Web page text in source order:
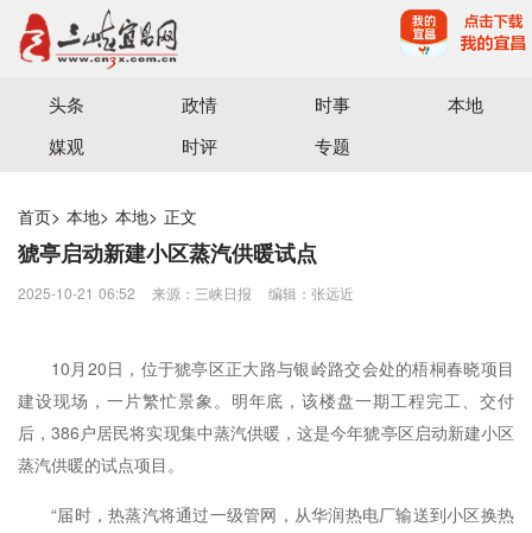
宜昌三峡融媒体中心主办
头条 政情 时事
本地
媒观
时评 专题
首页> 本地> 本地> 正文
猇亭启动新建小区蒸汽供暖试点
2025-10-21 06:52 来源：三峡日报 编辑：张远近
10月20日，位于猇亭区正大路与银岭路交会处的梧桐春晓项目
建设现场，一片繁忙景象。明年底，该楼盘一期工程完工、交付
后，386户居民将实现集中蒸汽供暖，这是今年猇亭区启动新建小区
蒸汽供暖的试点项目。
“届时，热蒸汽将通过一级管网，从华润热电厂输送到小区换热